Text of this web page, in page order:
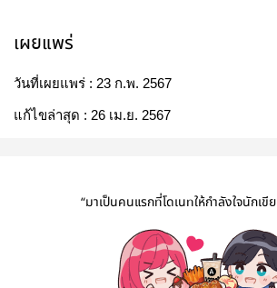
เผยแพร่
วันที่เผยแพร่ : 23 ก.พ. 2567
แก้ไขล่าสุด : 26 เม.ย. 2567
“มาเป็นคนแรกที่โดเนทให้กำลังใจนักเขี